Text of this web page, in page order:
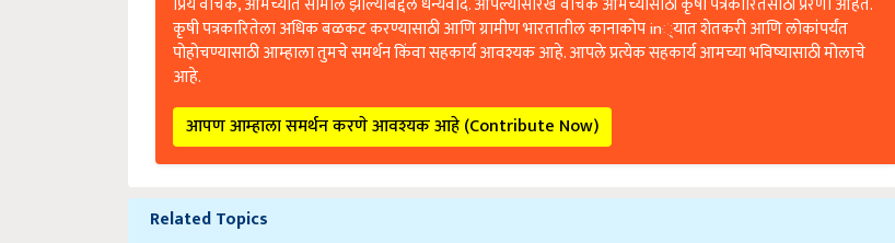
कृषी पत्रकारितेला अधिक बळकट करण्यासाठी आणि ग्रामीण भारतातील कानाकोप in्यात शेतकरी आणि लोकांपर्यंत
पोहोचण्यासाठी आम्हाला तुमचे समर्थन किंवा सहकार्य आवश्यक आहे. आपले प्रत्येक सहकार्य आमच्या भविष्यासाठी मोलाचे
आहे.
आपण आम्हाला समर्थन करणे आवश्यक आहे (Contribute Now)
Related Topics